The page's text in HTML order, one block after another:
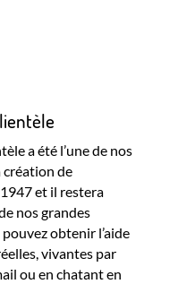
a été l’une de nos
création de
et il restera
nos grandes
obtenir l’aide
vivantes par
ou en chatant en